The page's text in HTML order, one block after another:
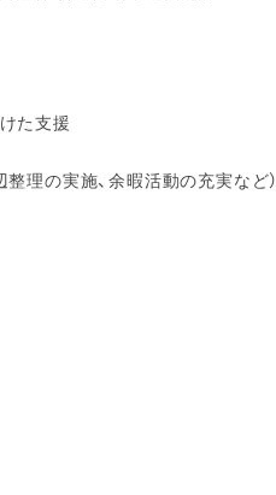
た支援
理の実施、余暇活動の充実など）